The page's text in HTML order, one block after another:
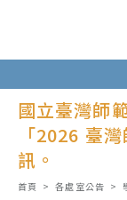
至
主
容
國立臺灣師
「2026 臺
訊。
首頁 > 各處室公告 >